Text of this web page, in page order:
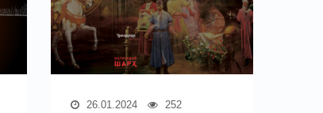
26.01.2024 252